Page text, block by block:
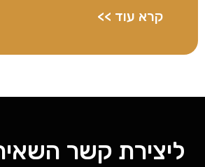
קרא עוד >>
ליצירת קשר